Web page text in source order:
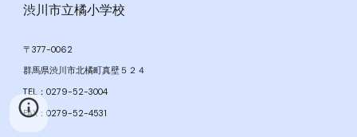
渋川市立橘小学校
〒377-0062
群馬県渋川市北橘町真壁５２４
TEL：0279-52-3004
FAX：0279-52-4531